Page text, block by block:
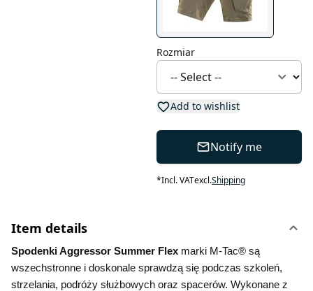
Rozmiar
Add to wishlist
Notify me
*Incl. VATexcl.Shipping
Item details
Spodenki Aggressor Summer Flex marki M-Tac® są
wszechstronne i doskonale sprawdzą się podczas szkoleń,
strzelania, podróży służbowych oraz spacerów. Wykonane z